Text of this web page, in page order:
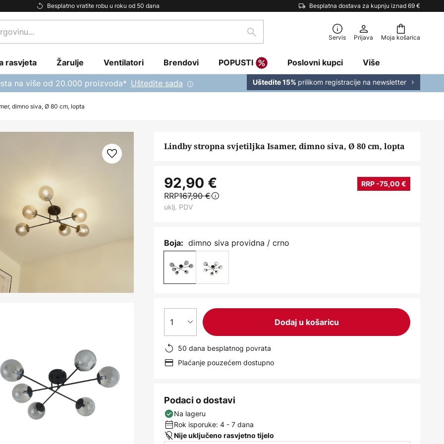
Besplatno vratite robu u roku od 50 dana Besplatna dostava za kupnju iznad 69 €
Moja košarica
traži Servis Prijava
rasvjeta Žarulje Ventilatori Brendovi POPUSTI Poslovni kupci Više
na više od 20.000 proizvoda* Uštedite sada Uštedite 15% prilikom registracije na newsletter
dimno siva, Ø 80 cm, lopta
Lindby stropna svjetiljka Isamer, dimno siva, Ø 80 cm, lopta
92,90 € RRP -75,00 €
RRP167,90 €
uklj. PDV
Boja: dimno siva providna / crno
1 Dodaj u košaricu
50 dana besplatnog povrata
Plaćanje pouzećem dostupno
Podaci o dostavi
Na lageru
Rok isporuke: 4 - 7 dana
Nije uključeno rasvjetno tijelo